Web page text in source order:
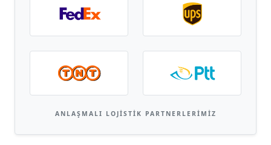
ANLAŞMALI LOJISTIK PARTNERLERIMIZ